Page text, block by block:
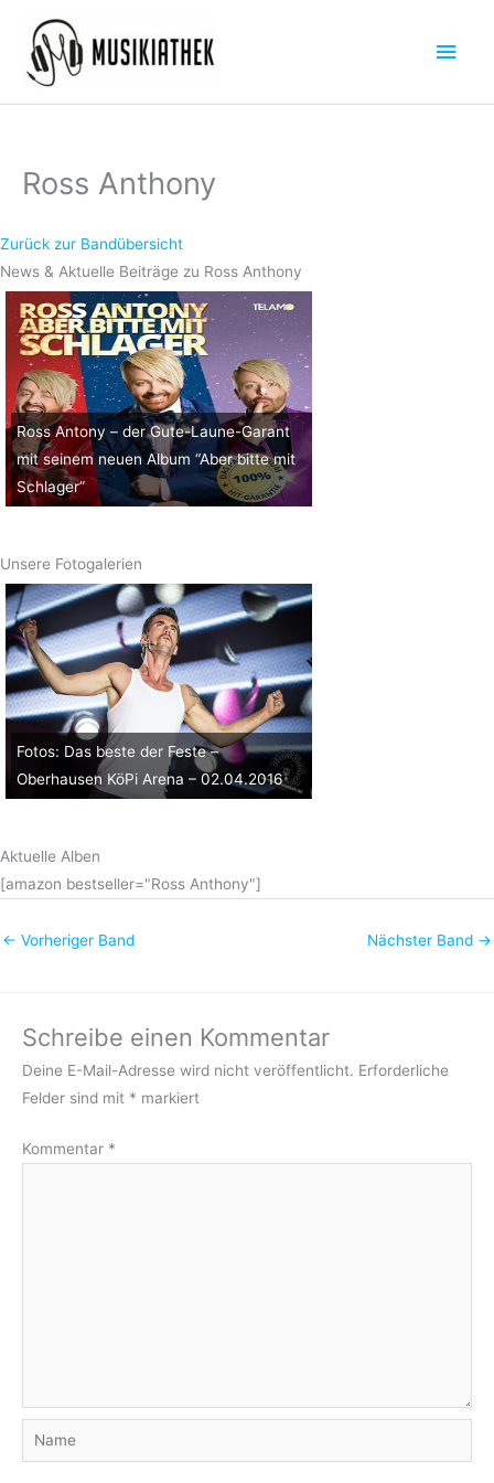
Inhalt
springen
Ross Anthony
Zurück zur Bandübersicht
News & Aktuelle Beiträge zu Ross Anthony
Ross Antony – der Gute-Laune-Garant
mit seinem neuen Album “Aber bitte mit
Schlager”
Unsere Fotogalerien
Fotos: Das beste der Feste –
Oberhausen KöPi Arena – 02.04.2016
Aktuelle Alben
[amazon bestseller="Ross Anthony"]
← Vorheriger Band Nächster Band →
Schreibe einen Kommentar
Deine E-Mail-Adresse wird nicht veröffentlicht. Erforderliche
Felder sind mit * markiert
Kommentar *
Name